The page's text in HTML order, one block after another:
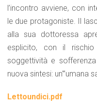
l’incontro avviene, con
le due protagoniste. Il
alla sua dottoressa
esplicito, con il rischio
soggettività e
nuova sintesi: un'”umana
Lettoundici.pdf